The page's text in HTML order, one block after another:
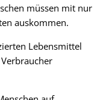
müssen mit nur
auskommen.
Lebensmittel